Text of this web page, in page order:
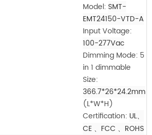
Model: SMT-
EMT24150-VTD-A
Input Voltage:
100-277Vac
Dimming Mode: 5
in 1 dimmable
Size:
366.7*26*24.2mm
(L*W*H)
Certification: UL、
CE 、FCC 、ROHS